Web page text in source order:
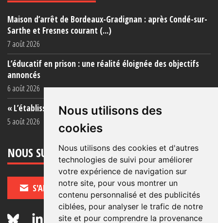
Nous utilisons des
cookies
Nous utilisons des cookies et d'autres
technologies de suivi pour améliorer
votre expérience de navigation sur
notre site, pour vous montrer un
contenu personnalisé et des publicités
ciblées, pour analyser le trafic de notre
site et pour comprendre la provenance
Maison d’arrêt de Bordeaux-Gradignan : après Condé-sur-
Sarthe et Fresnes courant (...)
7 août 2026
L’éducatif en prison : une réalité éloignée des objectifs
annoncés
6 août 2026
« L’établissement est une porcherie totale »
5 août 2026
NOUS SUIVRE
S'ABONNER